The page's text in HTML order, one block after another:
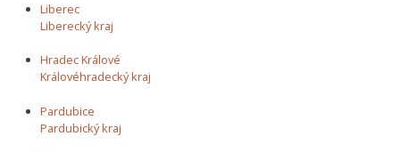
Liberec
Liberecký kraj
Hradec Králové
Královéhradecký kraj
Pardubice
Pardubický kraj